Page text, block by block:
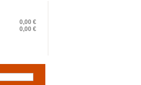
0,00 €
0,00 €